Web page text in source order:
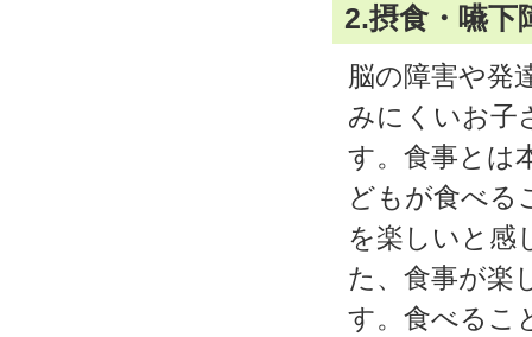
2.摂食・嚥下
脳の障害や発
みにくいお子
す。食事とは
どもが食べる
を楽しいと感
た、食事が楽
す。食べるこ